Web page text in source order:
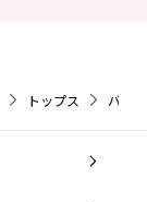
トップス バル